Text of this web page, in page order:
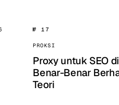
№ 17
PROKSI
Proxy untuk SEO
Benar-Benar
Teori